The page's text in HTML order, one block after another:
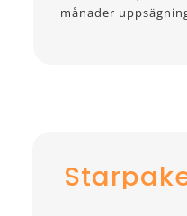
månader